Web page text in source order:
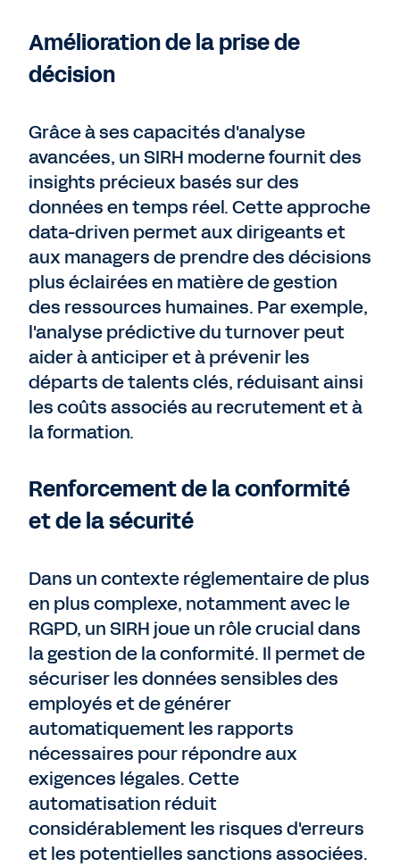
Amélioration de la prise de
décision
Grâce à ses capacités d'analyse
avancées, un SIRH moderne fournit des
insights précieux basés sur des
données en temps réel. Cette approche
data-driven permet aux dirigeants et
aux managers de prendre des décisions
plus éclairées en matière de gestion
des ressources humaines. Par exemple,
l'analyse prédictive du turnover peut
aider à anticiper et à prévenir les
départs de talents clés, réduisant ainsi
les coûts associés au recrutement et à
la formation.
Renforcement de la conformité
et de la sécurité
Dans un contexte réglementaire de plus
en plus complexe, notamment avec le
RGPD, un SIRH joue un rôle crucial dans
la gestion de la conformité. Il permet de
sécuriser les données sensibles des
employés et de générer
automatiquement les rapports
nécessaires pour répondre aux
exigences légales. Cette
automatisation réduit
considérablement les risques d'erreurs
et les potentielles sanctions associées.